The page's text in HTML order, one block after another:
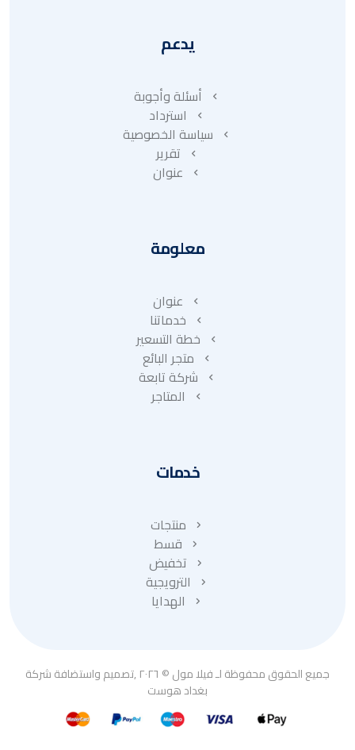
يدعم
أسئلة وأجوبة
استرداد
سياسة الخصوصية
تقرير
عنوان
معلومة
عنوان
خدماتنا
خطة التسعير
متجر البائع
شركة تابعة
المتاجر
خدمات
منتجات
قسط
تخفيض
الترويجية
الهدايا
جميع الحقوق محفوظة لـ فيلا مول © ٢٠٢٦ ,تصميم واستضافة شركة
بغداد هوست